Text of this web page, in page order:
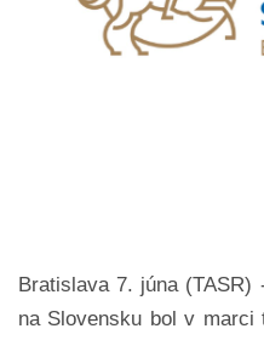
Bratislava 7. júna (TASR)
na Slovensku bol v